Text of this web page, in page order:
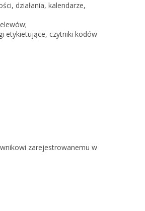
działania, kalendarze,
etykietujące, czytniki kodów
zarejestrowanemu w